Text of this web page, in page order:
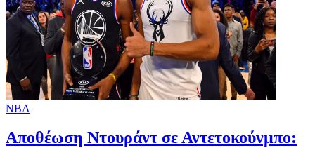
NBA
Αποθέωση Ντουράντ σε Αντετοκούνμπο: